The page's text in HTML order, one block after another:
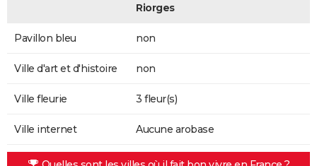
Riorges
Pavillon bleu non
Ville d'art et d'histoire non
Ville fleurie 3 fleur(s)
Ville internet Aucune arobase